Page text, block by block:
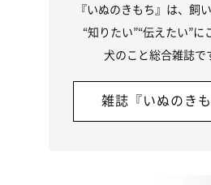
『いぬのきもち』は、飼
“知りたい”“伝えたい”に
犬のこと総合雑誌で
雑誌『いぬのきも